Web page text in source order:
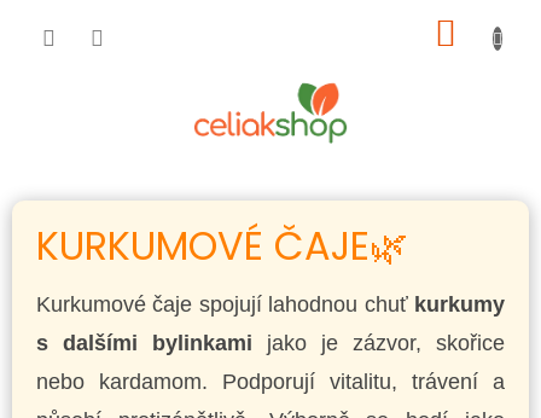
KOŠÍK
KURKUMOVÉ ČAJE🌿
Kurkumové čaje spojují lahodnou chuť kurkumy
s dalšími bylinkami jako je zázvor, skořice
nebo kardamom. Podporují vitalitu, trávení a